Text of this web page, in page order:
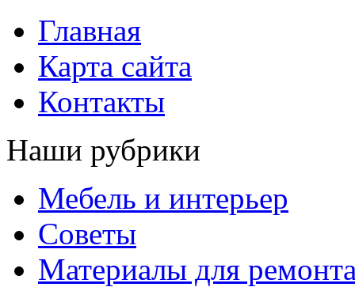
Главная
Карта сайта
Контакты
Наши рубрики
Мебель и интерьер
Советы
Материалы для